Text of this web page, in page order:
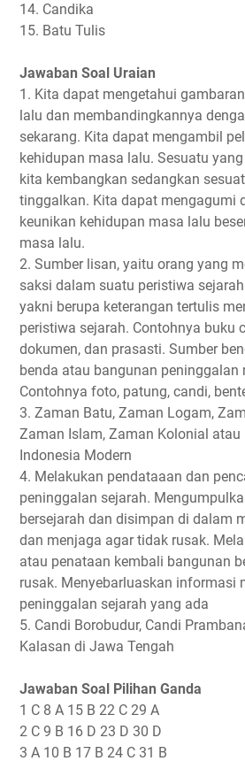
14. Candika
15. Batu Tulis
Jawaban Soal Uraian
1. Kita dapat mengetahui
lalu dan membandingkannya
sekarang. Kita dapat mengambil
kehidupan masa lalu. Sesuatu
kita kembangkan sedangkan
tinggalkan. Kita dapat mengagumi
keunikan kehidupan masa lalu
masa lalu.
2. Sumber lisan, yaitu orang yang
saksi dalam suatu peristiwa
yakni berupa keterangan tertulis
peristiwa sejarah. Contohnya buku
dokumen, dan prasasti. Sumber
benda atau bangunan peninggalan
Contohnya foto, patung, candi,
3. Zaman Batu, Zaman Logam,
Zaman Islam, Zaman Kolonial atau
Indonesia Modern
4. Melakukan pendataaan dan
peninggalan sejarah.
bersejarah dan disimpan di dalam
dan menjaga agar tidak rusak.
atau penataan kembali bangunan
rusak. Menyebarluaskan informasi
peninggalan sejarah yang ada
5. Candi Borobudur, Candi
Kalasan di Jawa Tengah
Jawaban Soal Pilihan Ganda
1 C 8 A 15 B 22 C 29 A
2 C 9 B 16 D 23 D 30 D
3 A 10 B 17 B 24 C 31 B